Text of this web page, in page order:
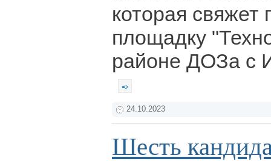
которая
площадку
районе ДОЗа с
24.10.2023
Шесть